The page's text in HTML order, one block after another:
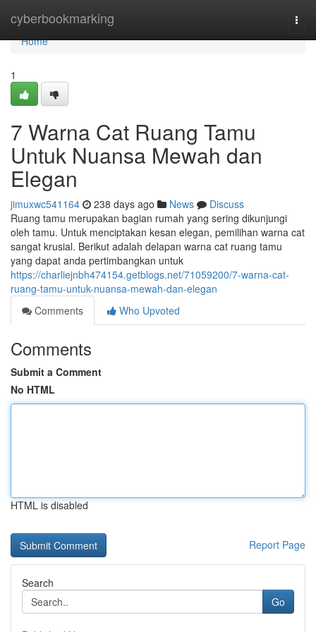
cyberbookmarking
Home
Home
1
7 Warna Cat Ruang Tamu
Untuk Nuansa Mewah dan
Elegan
jimuxwc541164 238 days ago News
Discuss
Ruang tamu merupakan bagian rumah yang sering dikunjungi
oleh tamu. Untuk menciptakan kesan elegan, pemilihan warna cat
sangat krusial. Berikut adalah delapan warna cat ruang tamu
yang dapat anda pertimbangkan untuk
https://charliejnbh474154.getblogs.net/71059200/7-warna-cat-
ruang-tamu-untuk-nuansa-mewah-dan-elegan
Comments
Who Upvoted
Comments
Submit a Comment
No HTML
HTML is disabled
Report Page
Search
Go